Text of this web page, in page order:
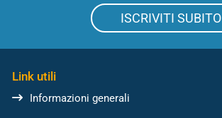
ISCRIVITI SUBITO
Link utili
Informazioni generali